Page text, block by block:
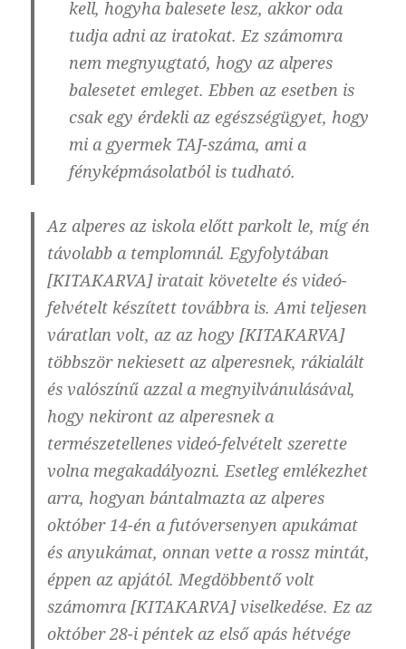
kell, hogyha balesete lesz, akkor oda
tudja adni az iratokat. Ez számomra
nem megnyugtató, hogy az alperes
balesetet emleget. Ebben az esetben is
csak egy érdekli az egészségügyet, hogy
mi a gyermek TAJ-száma, ami a
fényképmásolatból is tudható.
Az alperes az iskola előtt parkolt le, míg én
távolabb a templomnál. Egyfolytában
[KITAKARVA] iratait követelte és videó-
felvételt készített továbbra is. Ami teljesen
váratlan volt, az az hogy [KITAKARVA]
többször nekiesett az alperesnek, rákialált
és valószínű azzal a megnyilvánulásával,
hogy nekiront az alperesnek a
természetellenes videó-felvételt szerette
volna megakadályozni. Esetleg emlékezhet
arra, hogyan bántalmazta az alperes
október 14-én a futóversenyen apukámat
és anyukámat, onnan vette a rossz mintát,
éppen az apjától. Megdöbbentő volt
számomra [KITAKARVA] viselkedése. Ez az
október 28-i péntek az első apás hétvége